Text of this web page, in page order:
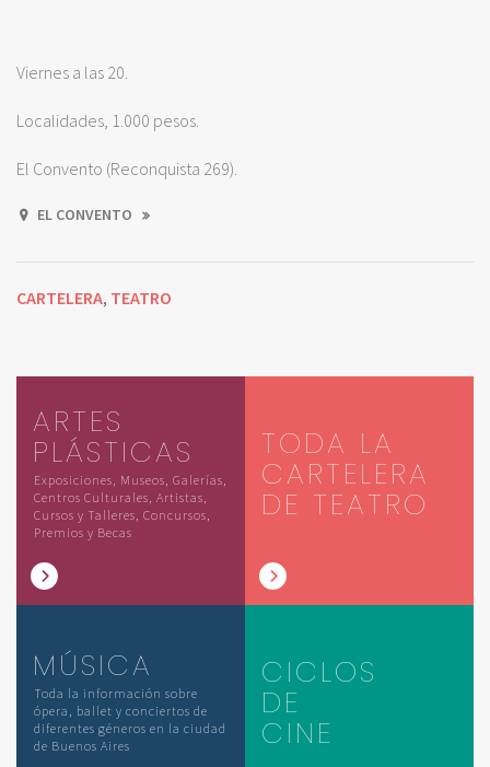
Viernes a las 20.
Localidades, 1.000 pesos.
El Convento (Reconquista 269).
EL CONVENTO
CARTELERA, TEATRO
ARTES
PLÁSTICAS
Exposiciones, Museos, Galerías,
Centros Culturales, Artistas,
Cursos y Talleres, Concursos,
Premios y Becas
TODA LA
CARTELERA
DE TEATRO
MÚSICA
Toda la información sobre
ópera, ballet y conciertos de
diferentes géneros en la ciudad
de Buenos Aires
CICLOS
DE
CINE